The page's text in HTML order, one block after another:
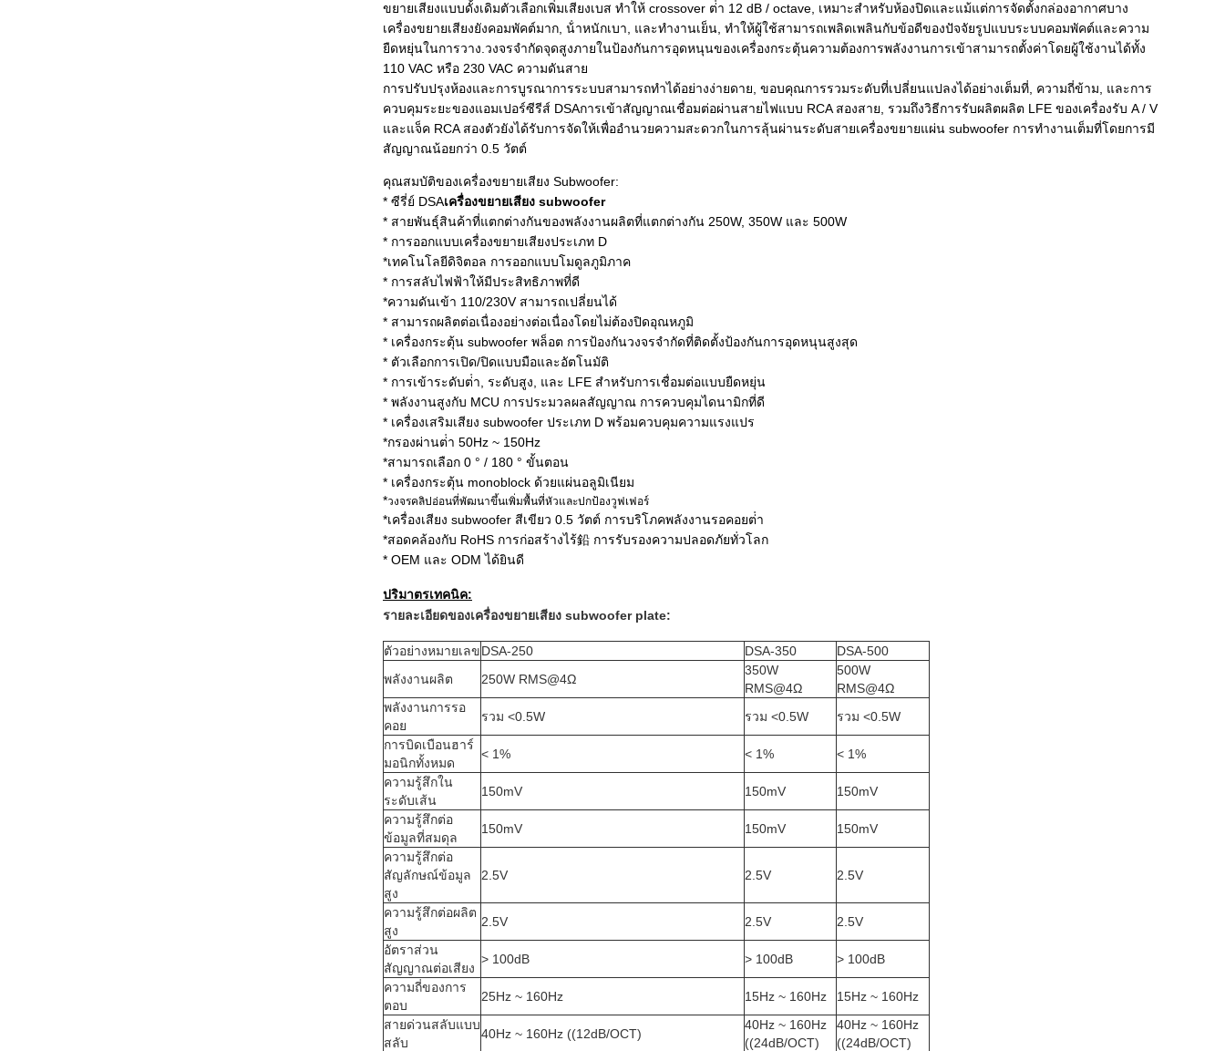
ขยายเสียงแบบดั้งเดิมตัวเลือกเพิ่มเสียงเบส ทําให้ crossover ต่ํา 12 dB / octave, เหมาะสําหรับห้องปิดและแม้แต่การจัดตั้งกล่องอากาศบาง
เครื่องขยายเสียงยังคอมพัคต์มาก, น้ําหนักเบา, และทํางานเย็น, ทําให้ผู้ใช้สามารถเพลิดเพลินกับข้อดีของปัจจัยรูปแบบระบบคอมพัคต์และความ
ยืดหยุ่นในการวาง.วงจรจํากัดจุดสูงภายในป้องกันการอุดหนุนของเครื่องกระตุ้นความต้องการพลังงานการเข้าสามารถตั้งค่าโดยผู้ใช้งานได้ทั้ง
110 VAC หรือ 230 VAC ความดันสาย
การปรับปรุงห้องและการบูรณาการระบบสามารถทําได้อย่างง่ายดาย, ขอบคุณการรวมระดับที่เปลี่ยนแปลงได้อย่างเต็มที่, ความถี่ข้าม, และการ
ควบคุมระยะของแอมเปอร์ซีรีส์ DSAการเข้าสัญญาณเชื่อมต่อผ่านสายไฟแบบ RCA สองสาย, รวมถึงวิธีการรับผลิตผลิต LFE ของเครื่องรับ A / V
และแจ็ค RCA สองตัวยังได้รับการจัดให้เพื่ออํานวยความสะดวกในการลุ้นผ่านระดับสายเครื่องขยายแผ่น subwoofer การทํางานเต็มที่โดยการมี
สัญญาณน้อยกว่า 0.5 วัตต์
คุณสมบัติของเครื่องขยายเสียง Subwoofer:
* ซีรี่ย์ DSAเครื่องขยายเสียง subwoofer
* สายพันธุ์สินค้าที่แตกต่างกันของพลังงานผลิตที่แตกต่างกัน 250W, 350W และ 500W
* การออกแบบเครื่องขยายเสียงประเภท D
*เทคโนโลยีดิจิตอล การออกแบบโมดูลภูมิภาค
* การสลับไฟฟ้าให้มีประสิทธิภาพที่ดี
*ความดันเข้า 110/230V สามารถเปลี่ยนได้
* สามารถผลิตต่อเนื่องอย่างต่อเนื่องโดยไม่ต้องปิดอุณหภูมิ
* เครื่องกระตุ้น subwoofer พล็อต การป้องกันวงจรจํากัดที่ติดตั้งป้องกันการอุดหนุนสูงสุด
* ตัวเลือกการเปิด/ปิดแบบมือและอัตโนมัติ
* การเข้าระดับต่ํา, ระดับสูง, และ LFE สําหรับการเชื่อมต่อแบบยืดหยุ่น
* พลังงานสูงกับ MCU การประมวลผลสัญญาณ การควบคุมไดนามิกที่ดี
* เครื่องเสริมเสียง subwoofer ประเภท D พร้อมควบคุมความแรงแปร
*กรองผ่านต่ํา 50Hz ~ 150Hz
*สามารถเลือก 0 ° / 180 ° ขั้นตอน
* เครื่องกระตุ้น monoblock ด้วยแผ่นอลูมิเนียม
*วงจรคลิปอ่อนที่พัฒนาขึ้นเพิ่มพื้นที่หัวและปกป้องวูฟเฟอร์
*เครื่องเสียง subwoofer สีเขียว 0.5 วัตต์ การบริโภคพลังงานรอคอยต่ํา
*สอดคล้องกับ RoHS การก่อสร้างไร้鉛 การรับรองความปลอดภัยทั่วโลก
* OEM และ ODM ได้ยินดี
ปริมาตรเทคนิค:
รายละเอียดของเครื่องขยายเสียง subwoofer plate:
ตัวอย่างหมายเลขDSA-250 DSA-350
DSA-500
พลังงานผลิต
250W RMS@4Ω
350W
RMS@4Ω
500W
RMS@4Ω
พลังงานการรอ
คอย
รวม <0.5W รวม <0.5W
รวม <0.5W
การบิดเบือนฮาร์
มอนิกทั้งหมด
< 1% < 1%
< 1%
ความรู้สึกใน
ระดับเส้น
150mV 150mV
150mV
ความรู้สึกต่อ
ข้อมูลที่สมดุล
150mV 150mV
150mV
ความรู้สึกต่อ
สัญลักษณ์ข้อมูล
สูง
2.5V 2.5V 2.5V
ความรู้สึกต่อผลิต
สูง
2.5V 2.5V
2.5V
อัตราส่วน
สัญญาณต่อเสียง
> 100dB > 100dB
> 100dB
ความถี่ของการ
ตอบ
25Hz ~ 160Hz 15Hz ~ 160Hz 15Hz ~ 160Hz
สายด่วนสลับแบบ
สลับ
40Hz ~ 160Hz ((12dB/OCT)
40Hz ~ 160Hz
((24dB/OCT)
40Hz ~ 160Hz
((24dB/OCT)